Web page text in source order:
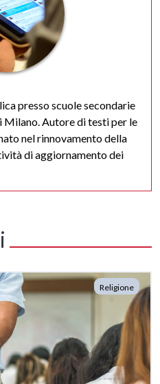
presso scuole secondarie
Milano. Autore di testi per le
nel rinnovamento della
di aggiornamento dei
Religione